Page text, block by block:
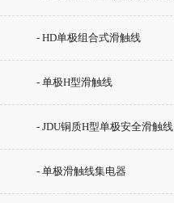
- HD单极组合式滑触线
- 单极H型滑触线
- JDU铜质H型单极安全滑触线
- 单极滑触线集电器